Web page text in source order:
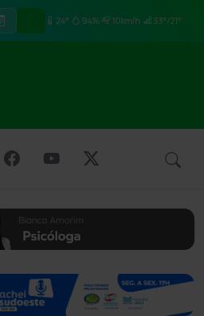
24° 94% 10km/h 33°/21°